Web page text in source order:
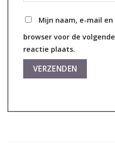
Mijn naam, e-mail
browser voor de
reactie plaats.